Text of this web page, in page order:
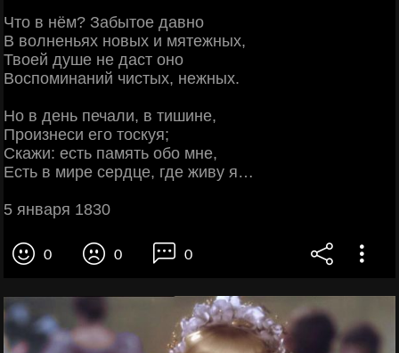
Что в нём? Забытое давно
В волненьях новых и мятежных,
Твоей душе не даст оно
Воспоминаний чистых, нежных.
Но в день печали, в тишине,
Произнеси его тоскуя;
Скажи: есть память обо мне,
Есть в мире сердце, где живу я…
5 января 1830
0 0 0